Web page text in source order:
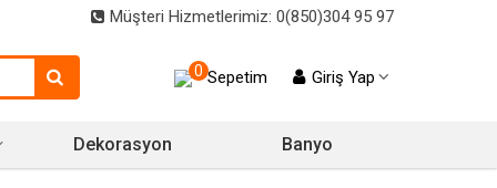
Müşteri Hizmetlerimiz: 0(850)304 95 97
0 Sepetim Giriş Yap
Dekorasyon Banyo